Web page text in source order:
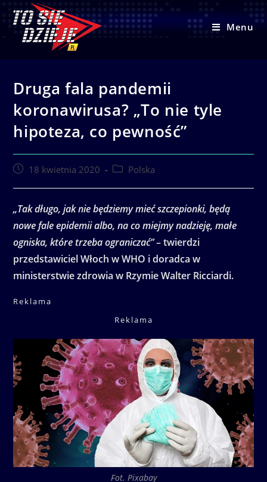
content
Menu
Druga fala pandemii
koronawirusa? „To nie tyle
hipoteza, co pewność”
Post18 kwietnia 2020
PostPolska
„Tak długo, jak nie będziemy mieć szczepionki, będą
nowe fale epidemii albo, na co miejmy nadzieję, małe
ogniska, które trzeba ograniczać”– twierdzi
przedstawiciel Włoch w WHO i doradca w
ministerstwie zdrowia w Rzymie Walter Ricciardi.
Reklama
Reklama
Fot. Pixabay